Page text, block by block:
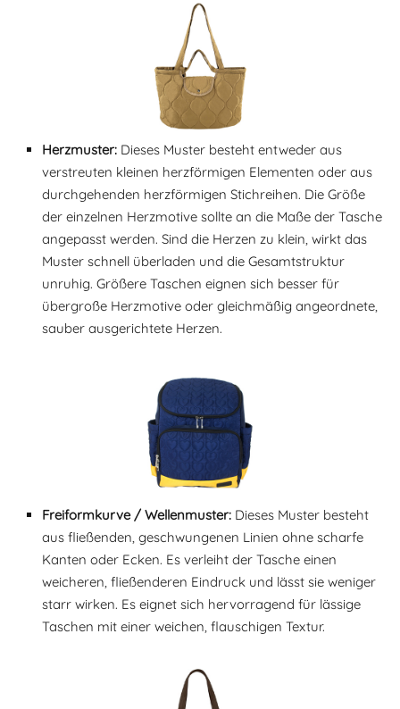
Herzmuster: Dieses Muster besteht entweder aus
verstreuten kleinen herzförmigen Elementen oder aus
durchgehenden herzförmigen Stichreihen. Die Größe
der einzelnen Herzmotive sollte an die Maße der Tasche
angepasst werden. Sind die Herzen zu klein, wirkt das
Muster schnell überladen und die Gesamtstruktur
unruhig. Größere Taschen eignen sich besser für
übergroße Herzmotive oder gleichmäßig angeordnete,
sauber ausgerichtete Herzen.
Freiformkurve / Wellenmuster: Dieses Muster besteht
aus fließenden, geschwungenen Linien ohne scharfe
Kanten oder Ecken. Es verleiht der Tasche einen
weicheren, fließenderen Eindruck und lässt sie weniger
starr wirken. Es eignet sich hervorragend für lässige
Taschen mit einer weichen, flauschigen Textur.